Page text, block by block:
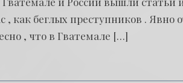
беглых преступников . Явно
, что в Гватемале […]